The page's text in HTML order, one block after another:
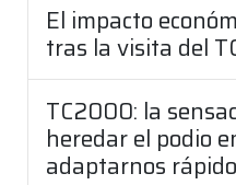
El impacto
tras la visita del
TC2000: la
heredar el podio
adaptarnos